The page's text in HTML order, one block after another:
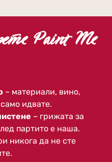
Paint Me
– материали, вино,
идвате.
– грижата за
партито е наша.
никога да не сте